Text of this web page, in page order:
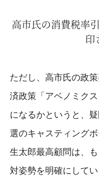
高市氏の消費税率
印
ただし、高市氏の政
済政策「アベノミク
になるかというと、
選のキャスティング
生太郎最高顧問は、
対姿勢を明確にして